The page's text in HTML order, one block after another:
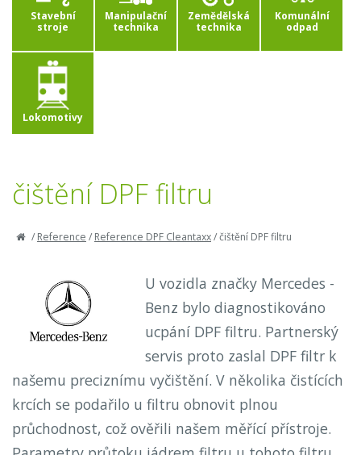
Stavební
stroje
Manipulační
technika
Zemědělská
technika
Komunální
odpad
Lokomotivy
čištění DPF filtru
/Reference /Reference DPF Cleantaxx/čištění DPF filtru
U vozidla značky Mercedes -
Benz bylo diagnostikováno
ucpání DPF filtru. Partnerský
servis proto zaslal DPF filtr k
našemu preciznímu vyčištění. V několika čistících
krcích se podařilo u filtru obnovit plnou
průchodnost, což ověřili našem měřící přístroje.